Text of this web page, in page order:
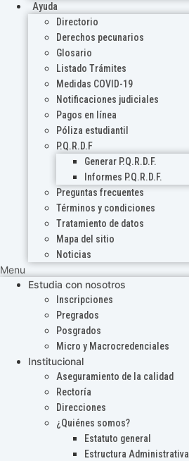
Ayuda
Directorio
Derechos pecunarios
Glosario
Listado Trámites
Medidas COVID-19
Notificaciones judiciales
Pagos en línea
Póliza estudiantil
P.Q.R.D.F
Generar P.Q.R.D.F.
Informes P.Q.R.D.F.
Preguntas frecuentes
Términos y condiciones
Tratamiento de datos
Mapa del sitio
Noticias
Menu
Estudia con nosotros
Inscripciones
Pregrados
Posgrados
Micro y Macrocredenciales
Institucional
Aseguramiento de la calidad
Rectoría
Direcciones
¿Quiénes somos?
Estatuto general
Estructura Administrativa